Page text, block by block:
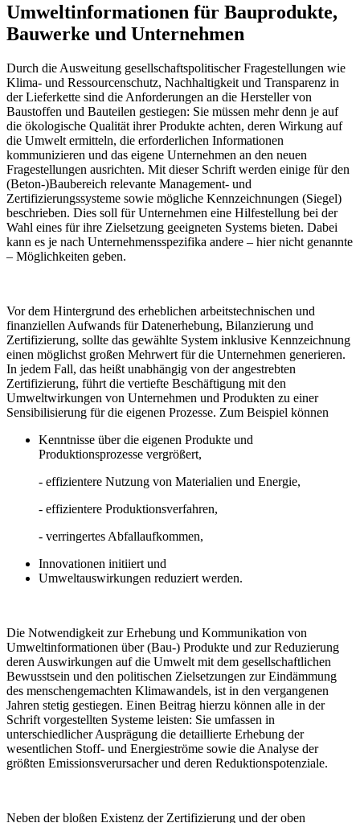
Umweltinformationen für Bauprodukte,
Bauwerke und Unternehmen
Durch die Ausweitung gesellschaftspolitischer Fragestellungen wie
Klima- und Ressourcenschutz, Nachhaltigkeit und Transparenz in
der Lieferkette sind die Anforderungen an die Hersteller von
Baustoffen und Bauteilen gestiegen: Sie müssen mehr denn je auf
die ökologische Qualität ihrer Produkte achten, deren Wirkung auf
die Umwelt ermitteln, die erforderlichen Informationen
kommunizieren und das eigene Unternehmen an den neuen
Fragestellungen ausrichten. Mit dieser Schrift werden einige für den
(Beton-)Baubereich relevante Management- und
Zertifizierungssysteme sowie mögliche Kennzeichnungen (Siegel)
beschrieben. Dies soll für Unternehmen eine Hilfestellung bei der
Wahl eines für ihre Zielsetzung geeigneten Systems bieten. Dabei
kann es je nach Unternehmensspezifika andere – hier nicht genannte
– Möglichkeiten geben.
Vor dem Hintergrund des erheblichen arbeitstechnischen und
finanziellen Aufwands für Datenerhebung, Bilanzierung und
Zertifizierung, sollte das gewählte System inklusive Kennzeichnung
einen möglichst großen Mehrwert für die Unternehmen generieren.
In jedem Fall, das heißt unabhängig von der angestrebten
Zertifizierung, führt die vertiefte Beschäftigung mit den
Umweltwirkungen von Unternehmen und Produkten zu einer
Sensibilisierung für die eigenen Prozesse. Zum Beispiel können
Kenntnisse über die eigenen Produkte und
Produktionsprozesse vergrößert,
- effizientere Nutzung von Materialien und Energie,
- effizientere Produktionsverfahren,
- verringertes Abfallaufkommen,
Innovationen initiiert und
Umweltauswirkungen reduziert werden.
Die Notwendigkeit zur Erhebung und Kommunikation von
Umweltinformationen über (Bau-) Produkte und zur Reduzierung
deren Auswirkungen auf die Umwelt mit dem gesellschaftlichen
Bewusstsein und den politischen Zielsetzungen zur Eindämmung
des menschengemachten Klimawandels, ist in den vergangenen
Jahren stetig gestiegen. Einen Beitrag hierzu können alle in der
Schrift vorgestellten Systeme leisten: Sie umfassen in
unterschiedlicher Ausprägung die detaillierte Erhebung der
wesentlichen Stoff- und Energieströme sowie die Analyse der
größten Emissionsverursacher und deren Reduktionspotenziale.
Neben der bloßen Existenz der Zertifizierung und der oben